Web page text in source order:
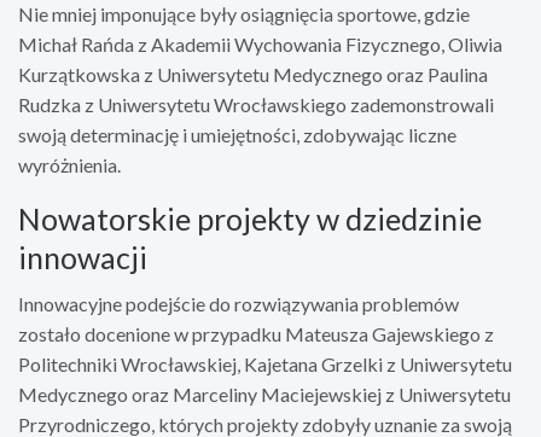
Nie mniej imponujące były osiągnięcia sportowe, gdzie
Michał Rańda z Akademii Wychowania Fizycznego, Oliwia
Kurzątkowska z Uniwersytetu Medycznego oraz Paulina
Rudzka z Uniwersytetu Wrocławskiego zademonstrowali
swoją determinację i umiejętności, zdobywając liczne
wyróżnienia.
Nowatorskie projekty w dziedzinie
innowacji
Innowacyjne podejście do rozwiązywania problemów
zostało docenione w przypadku Mateusza Gajewskiego z
Politechniki Wrocławskiej, Kajetana Grzelki z Uniwersytetu
Medycznego oraz Marceliny Maciejewskiej z Uniwersytetu
Przyrodniczego, których projekty zdobyły uznanie za swoją